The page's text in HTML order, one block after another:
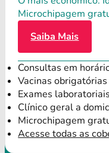
Microchipagem
Saiba Mais
Consultas em
Vacinas obrigatórias
Exames
Clínico geral a
Microchipagem
Acesse todas as